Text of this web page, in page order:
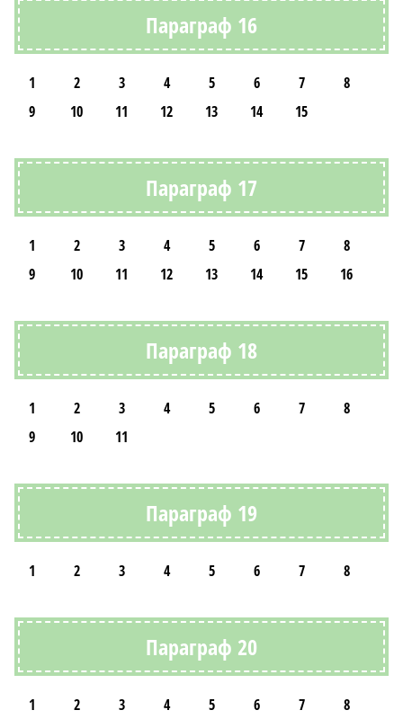
Параграф 16
1 2 3 4 5 6 7
8
9
10 11 12 13 14 15
Параграф 17
1 2 3 4 5 6 7
8
9
10 11 12 13 14 15 16
Параграф 18
1 2 3 4 5 6 7
8
9
10 11
Параграф 19
1 2 3 4 5 6 7 8
Параграф 20
1 2 3 4 5 6 7
8